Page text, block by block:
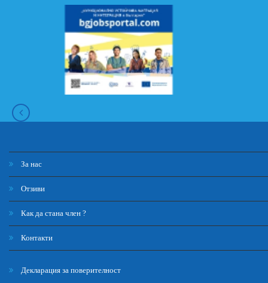
За нас
Отзиви
Как да стана член ?
Контакти
Декларация за поверителност